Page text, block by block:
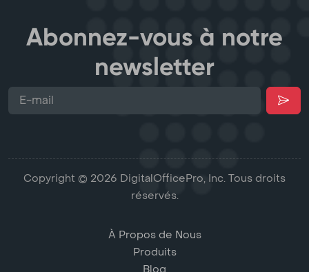
Abonnez-vous à notre
newsletter
Copyright © 2026 DigitalOfficePro, Inc. Tous droits
réservés.
À Propos de Nous
Produits
Blog